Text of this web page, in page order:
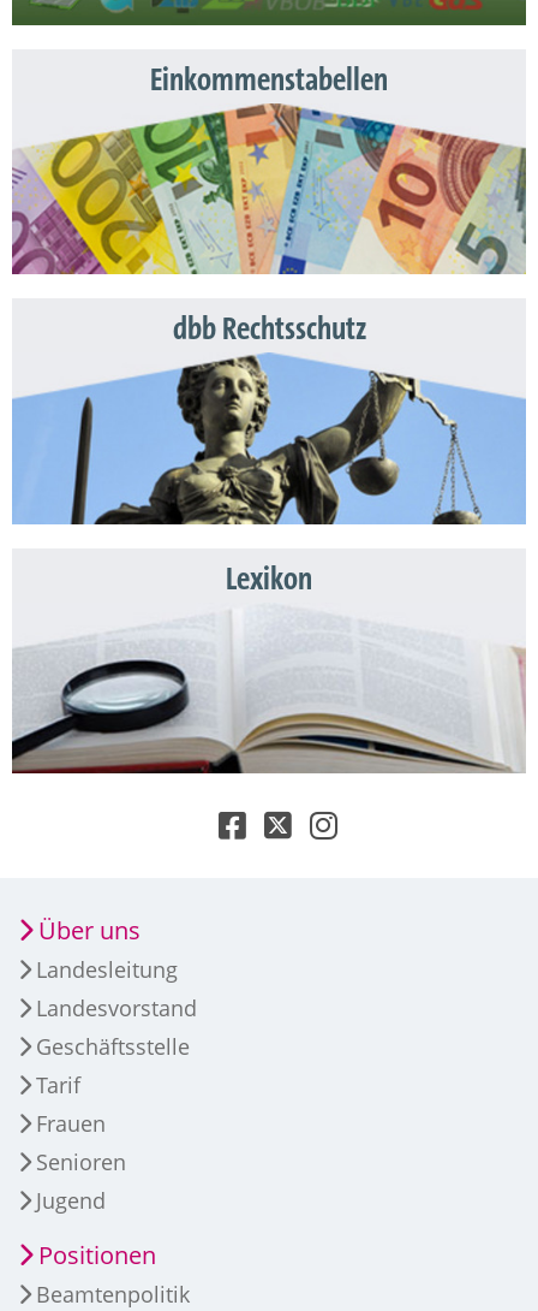
Einkommenstabellen
dbb Rechtsschutz
Lexikon
Über uns
Landesleitung
Landesvorstand
Geschäftsstelle
Tarif
Frauen
Senioren
Jugend
Positionen
Beamtenpolitik